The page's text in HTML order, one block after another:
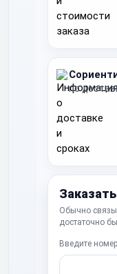
по
Обычно
достаточно
Введите